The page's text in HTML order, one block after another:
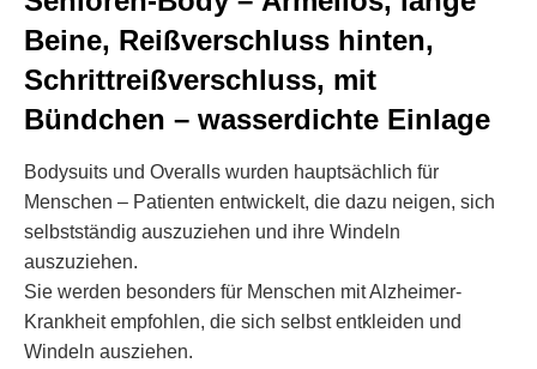
Beine, Reißverschluss hinten,
Schrittreißverschluss, mit
Bündchen – wasserdichte Einlage
Bodysuits und Overalls wurden hauptsächlich für
Menschen – Patienten entwickelt, die dazu neigen, sich
selbstständig auszuziehen und ihre Windeln
auszuziehen.
Sie werden besonders für Menschen mit Alzheimer-
Krankheit empfohlen, die sich selbst entkleiden und
Windeln ausziehen.